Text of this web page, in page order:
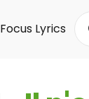
Focus Lyrics